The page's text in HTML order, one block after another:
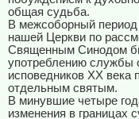
общая судьба.
В межсоборный
нашей Церкви по
Священным Синодом
употреблению службы
исповедников ХХ века
отдельным святым.
В минувшие четыре
изменения в границах